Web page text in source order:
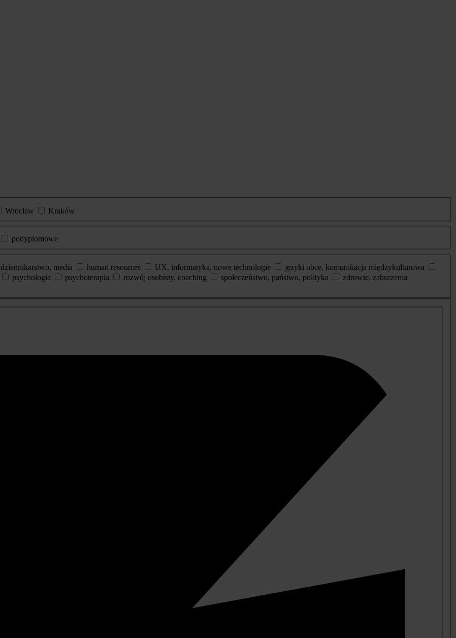
Wrocław
Kraków
podyplomowe
dziennikarstwo, media human resources UX, informatyka, nowe technologie
języki obce, komunikacja międzykulturowa
psychologia psychoterapia rozwój osobisty, coaching społeczeństwo, państwo, polityka
zdrowie, zaburzenia